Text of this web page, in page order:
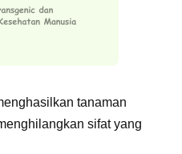
tanaman
sifat yang